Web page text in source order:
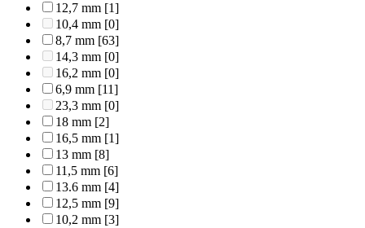
12,7 mm [1]
10,4 mm [0]
8,7 mm [63]
14,3 mm [0]
16,2 mm [0]
6,9 mm [11]
23,3 mm [0]
18 mm [2]
16,5 mm [1]
13 mm [8]
11,5 mm [6]
13.6 mm [4]
12,5 mm [9]
10,2 mm [3]